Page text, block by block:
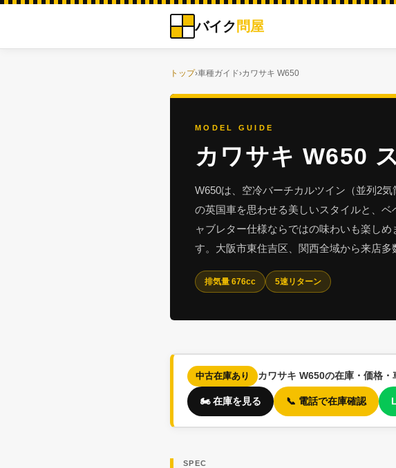
バイク 問屋
トップ›車種ガイド›カワサキ W650
MODEL GUIDE
カワサキ W650
W650は、空冷バーチカルツイン（並列2
の英国車を思わせる美しいスタイルと、
ャブレター仕様ならではの味わいも楽し
す。大阪市東住吉区、関西全域から来店多
排気量 676cc 5速リターン
中古在庫あり カワサキ W650の在庫・価格
🏍️ 在庫を見る 📞 電話で在庫確認
SPEC